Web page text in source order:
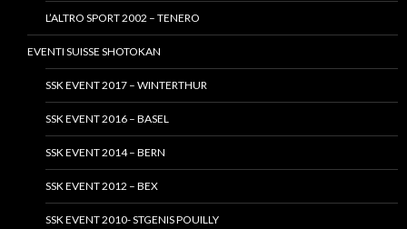
L’ALTRO SPORT 2002 – TENERO
EVENTI SUISSE SHOTOKAN
SSK EVENT 2017 – WINTERTHUR
SSK EVENT 2016 – BASEL
SSK EVENT 2014 – BERN
SSK EVENT 2012 – BEX
SSK EVENT 2010- STGENIS POUILLY